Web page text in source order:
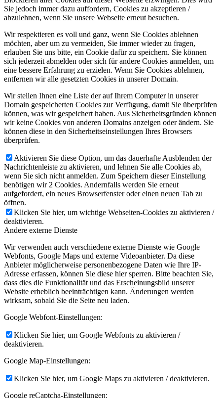
Sie jedoch immer dazu auffordern, Cookies zu akzeptieren /
abzulehnen, wenn Sie unsere Webseite erneut besuchen.
Wir respektieren es voll und ganz, wenn Sie Cookies ablehnen
möchten, aber um zu vermeiden, Sie immer wieder zu fragen,
erlauben Sie uns bitte, ein Cookie dafür zu speichern. Sie können
sich jederzeit abmelden oder sich für andere Cookies anmelden, um
eine bessere Erfahrung zu erzielen. Wenn Sie Cookies ablehnen,
entfernen wir alle gesetzten Cookies in unserer Domain.
Wir stellen Ihnen eine Liste der auf Ihrem Computer in unserer
Domain gespeicherten Cookies zur Verfügung, damit Sie überprüfen
können, was wir gespeichert haben. Aus Sicherheitsgründen können
wir keine Cookies von anderen Domains anzeigen oder ändern. Sie
können diese in den Sicherheitseinstellungen Ihres Browsers
überprüfen.
Aktivieren Sie diese Option, um das dauerhafte Ausblenden der
Nachrichtenleiste zu aktivieren, und lehnen Sie alle Cookies ab,
wenn Sie sich nicht anmelden. Zum Speichern dieser Einstellung
benötigen wir 2 Cookies. Andernfalls werden Sie erneut
aufgefordert, ein neues Browserfenster oder einen neuen Tab zu
öffnen.
Klicken Sie hier, um wichtige Webseiten-Cookies zu aktivieren /
deaktivieren.
Andere externe Dienste
Wir verwenden auch verschiedene externe Dienste wie Google
Webfonts, Google Maps und externe Videoanbieter. Da diese
Anbieter möglicherweise personenbezogene Daten wie Ihre IP-
Adresse erfassen, können Sie diese hier sperren. Bitte beachten Sie,
dass dies die Funktionalität und das Erscheinungsbild unserer
Website erheblich beeinträchtigen kann. Änderungen werden
wirksam, sobald Sie die Seite neu laden.
Google Webfont-Einstellungen:
Klicken Sie hier, um Google Webfonts zu aktivieren /
deaktivieren.
Google Map-Einstellungen:
Klicken Sie hier, um Google Maps zu aktivieren / deaktivieren.
Google reCaptcha-Einstellungen: